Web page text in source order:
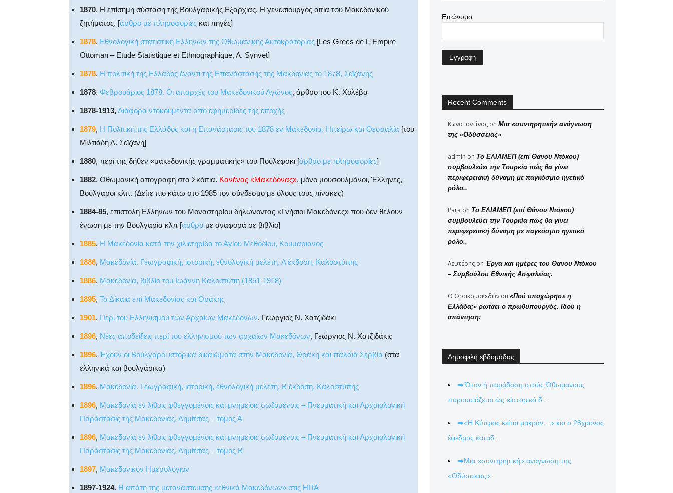
1870, Η επίσημη σύσταση της Βουλγαρικής Εξαρχίας, Η γενεσιουργός αιτία του Μακεδονικού
ζητήματος. [άρθρο με πληροφορίες και πηγές]
1878, Εθνολογική στατιστική Ελλήνων της Οθωμανικής Αυτοκρατορίας [Les Grecs de L’ Empire
Ottoman – Etude Statistique et Ethnographique, A. Synvet]
1878, Η πολιτική της Ελλάδος έναντι της Επανάστασης της Μακδονίας το 1878, Σεϊζάνης
1878. Φεβρουάριος 1878. Οι απαρχές του Μακεδονικού Αγώνος, άρθρο του Κ. Χολέβα
1878-1913, Διάφορα ντοκουμέντα από εφημερίδες της εποχής
1879, Η Πολιτική της Ελλάδος και η Επανάστασις του 1878 εν Μακεδονία, Ηπείρω και Θεσσαλία [του
Μιλτιάδη Δ. Σεϊζάνη]
1880, περί της δήθεν «μακεδονικής γραμματικής» του Πούλεφσκι [άρθρο με πληροφορίες]
1882. Οθωμανική απογραφή στα Σκόπια. Κανένας «Μακεδόνας», μόνο μουσουλμάνοι, Έλληνες,
Βούλγαροι κλπ. (Δείτε πιο κάτω στο 1985 τον σύνδεσμο με όλους τους πίνακες)
1884-85, επιστολή Ελλήνων του Μοναστηρίου δηλώνοντας «Γνήσιοι Μακεδόνες» που δεν θέλουν
ένωση με την Βουλγαρία κλπ [άρθρο με αναφορά σε βιβλίο]
1885, Η Μακεδονία κατά την χιλιετηρίδα το Αγίου Μεθοδίου, Κουμαριανός
1886, Μακεδονία. Γεωγραφική, ιστορική, εθνολογική μελέτη, Α έκδοση, Καλοστύπης
1886, Μακεδονία, βιβλίο του Ιωάννη Καλοστύπη (1851-1918)
1895, Τα Δίκαια επί Μακεδονίας και Θράκης
1901, Περί του Ελληνισμού των Αρχαίων Μακεδόνων, Γεώργιος Ν. Χατζιδάκι
1896, Νέες αποδείξεις περί του ελληνισμού των αρχαίων Μακεδόνων, Γεώργιος Ν. Χατζιδάκις
1896, Έχουν οι Βούλγαροι ιστορικά δικαιώματα στην Μακεδονία, Θράκη και παλαιά Σερβία (στα
ελληνικά και βουλγάρικα)
1896, Μακεδονία. Γεωγραφική, ιστορική, εθνολογική μελέτη, Β έκδοση, Καλοστύπης
1896, Μακεδονία εν λίθοις φθεγγομένοις και μνημείοις σωζομένοις – Πνευματική και Αρχαιολογική
Παράστασις της Μακεδονίας, Δημίτσας – τόμος Α
1896, Μακεδονία εν λίθοις φθεγγομένοις και μνημείοις σωζομένοις – Πνευματική και Αρχαιολογική
Παράστασις της Μακεδονίας, Δημίτσας – τόμος Β
1897, Μακεδονικόν Ημερολόγιον
1897-1924. Η απάτη της μετανάστευσης «εθνικά Μακεδόνων» στις ΗΠΑ
Επώνυμο
Recent Comments
Κωνσταντίνος on Μια «συντηρητική» ανάγνωση
της «Οδύσσειας»
admin on Το ΕΛΙΑΜΕΠ (επί Θάνου Ντόκου)
συμβουλεύει την Τουρκία πώς θα γίνει
περιφερειακή δύναμη με παγκόσμιο ηγετικό
ρόλο..
Para on Το ΕΛΙΑΜΕΠ (επί Θάνου Ντόκου)
συμβουλεύει την Τουρκία πώς θα γίνει
περιφερειακή δύναμη με παγκόσμιο ηγετικό
ρόλο..
Λευτέρης on Έργα και ημέρες του Θάνου Ντόκου
– Συμβούλου Εθνικής Ασφαλείας.
Ο Θρακομακεδών on «Πού υποχώρησε η
Ελλάδα;» ρωτάει ο πρωθυπουργός. Ιδού η
απάντηση:
Δημοφιλή εβδομάδας
➡️Ὅταν ἡ παράδοση στούς Ὀθωμανούς
παρουσιάζεται ὡς «ἱστορικό δ...
➡️«Η Κύπρος κείται μακράν…» και ο 28χρονος
έφεδρος καταδ...
➡️Μια «συντηρητική» ανάγνωση της
«Οδύσσειας»